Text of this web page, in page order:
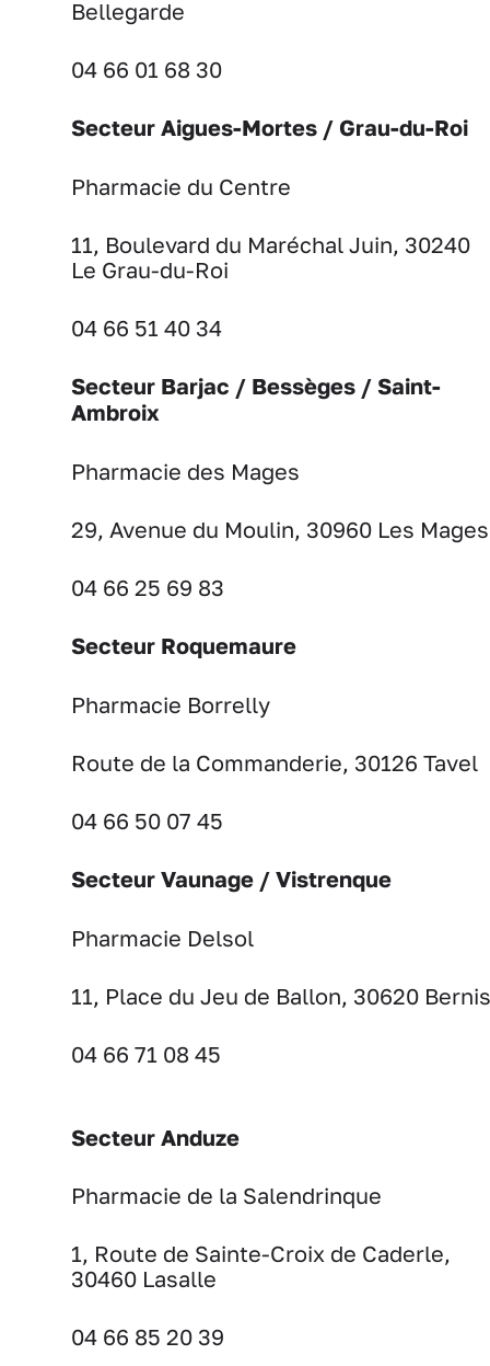
Bellegarde
04 66 01 68 30
Secteur Aigues-Mortes / Grau-du-Roi
Pharmacie du Centre
11, Boulevard du Maréchal Juin, 30240
Le Grau-du-Roi
04 66 51 40 34
Secteur Barjac / Bessèges / Saint-
Ambroix
Pharmacie des Mages
29, Avenue du Moulin, 30960 Les Mages
04 66 25 69 83
Secteur Roquemaure
Pharmacie Borrelly
Route de la Commanderie, 30126 Tavel
04 66 50 07 45
Secteur Vaunage / Vistrenque
Pharmacie Delsol
11, Place du Jeu de Ballon, 30620 Bernis
04 66 71 08 45
Secteur Anduze
Pharmacie de la Salendrinque
1, Route de Sainte-Croix de Caderle,
30460 Lasalle
04 66 85 20 39